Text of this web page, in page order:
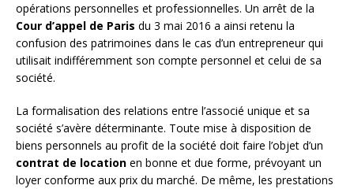
opérations personnelles et professionnelles. Un arrêt de la
Cour d’appel de Paris du 3 mai 2016 a ainsi retenu la
confusion des patrimoines dans le cas d’un entrepreneur qui
utilisait indifféremment son compte personnel et celui de sa
société.
La formalisation des relations entre l’associé unique et sa
société s’avère déterminante. Toute mise à disposition de
biens personnels au profit de la société doit faire l’objet d’un
contrat de location en bonne et due forme, prévoyant un
loyer conforme aux prix du marché. De même, les prestations